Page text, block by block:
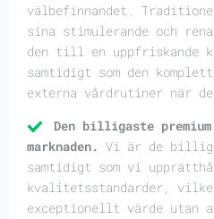
välbefinnandet.
sina stimulerande och
den till en uppfriskande
samtidigt som den
externa vårdrutiner när
Den billigaste
marknaden. Vi är de
samtidigt som vi
kvalitetsstandarder,
exceptionellt värde utan